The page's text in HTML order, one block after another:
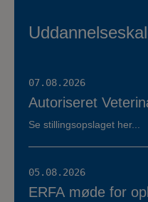
07.08.2026
Autoriseret
søges til
Se stillingsopslaget her...
05.08.2026
ERFA møde for